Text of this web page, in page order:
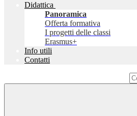
Didattica
Panoramica
Offerta formativa
I progetti delle classi
Erasmus+
Info utili
Contatti